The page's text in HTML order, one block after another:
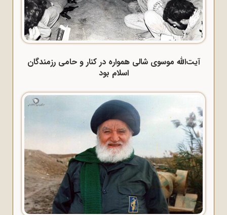
آیت‌الله موسوی شالی همواره در کنار و حامی رزمندگان
اسلام بود